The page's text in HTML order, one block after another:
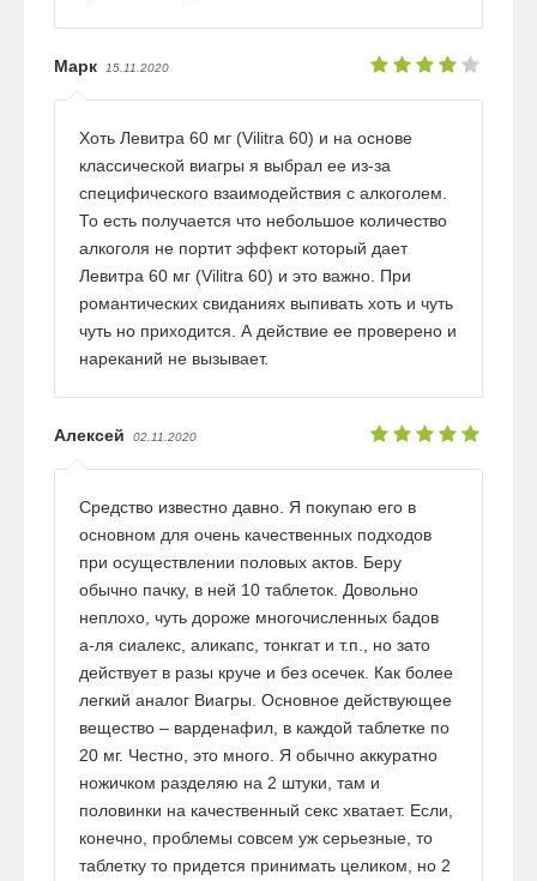
Марк 15.11.2020
Хоть Левитра 60 мг (Vilitra 60) и на основе
классической виагры я выбрал ее из-за
специфического взаимодействия с алкоголем.
То есть получается что небольшое количество
алкоголя не портит эффект который дает
Левитра 60 мг (Vilitra 60) и это важно. При
романтических свиданиях выпивать хоть и чуть
чуть но приходится. А действие ее проверено и
нареканий не вызывает.
Алексей 02.11.2020
Средство известно давно. Я покупаю его в
основном для очень качественных подходов
при осуществлении половых актов. Беру
обычно пачку, в ней 10 таблеток. Довольно
неплохо, чуть дороже многочисленных бадов
а-ля сиалекс, аликапс, тонкгат и т.п., но зато
действует в разы круче и без осечек. Как более
легкий аналог Виагры. Основное действующее
вещество – варденафил, в каждой таблетке по
20 мг. Честно, это много. Я обычно аккуратно
ножичком разделяю на 2 штуки, там и
половинки на качественный секс хватает. Если,
конечно, проблемы совсем уж серьезные, то
таблетку то придется принимать целиком, но 2